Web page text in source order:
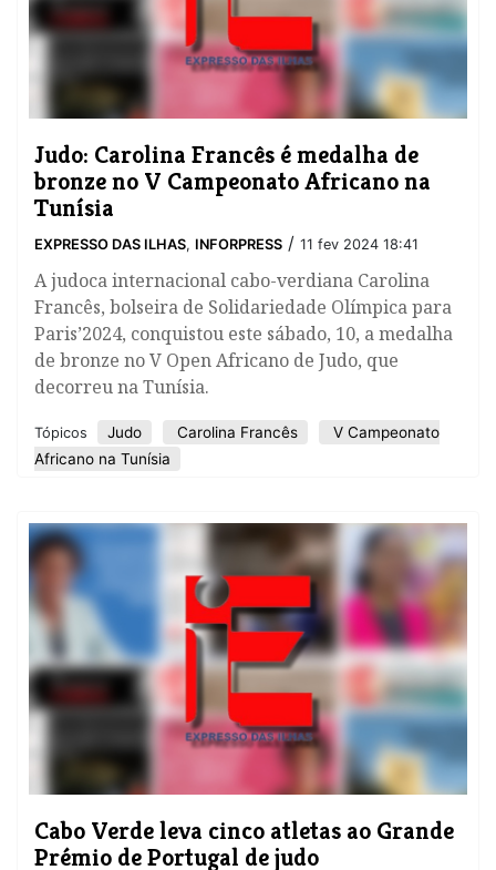
Judo: Carolina Francês é medalha de
bronze no V Campeonato Africano na
Tunísia
EXPRESSO DAS ILHAS, INFORPRESS / 11 fev 2024 18:41
A judoca internacional cabo-verdiana Carolina
Francês, bolseira de Solidariedade Olímpica para
Paris’2024, conquistou este sábado, 10, a medalha
de bronze no V Open Africano de Judo, que
decorreu na Tunísia.
Tópicos Judo Carolina Francês
V Campeonato
Africano na Tunísia
Cabo Verde leva cinco atletas ao Grande
Prémio de Portugal de judo